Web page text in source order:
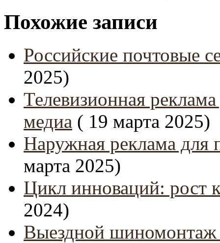
Похожие записи
Российские почтовые
2025)
Телевизионная
медиа ( 19 марта 2025)
Наружная реклама для
марта 2025)
Цикл инноваций: рост
2024)
Выездной